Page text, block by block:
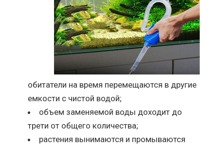
обитатели на время перемещаются в другие
емкости с чистой водой;
объем заменяемой воды доходит до
трети от общего количества;
растения вынимаются и промываются